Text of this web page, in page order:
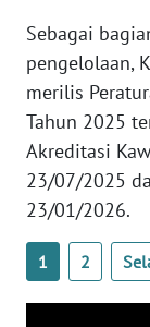
Sebagai
pengelolaan,
merilis
Tahun 2025
Akreditasi
23/07/2025
23/01/2026.
1 2
WN
SULTRA
WN
WN
SULTENG
WN
SULBAR